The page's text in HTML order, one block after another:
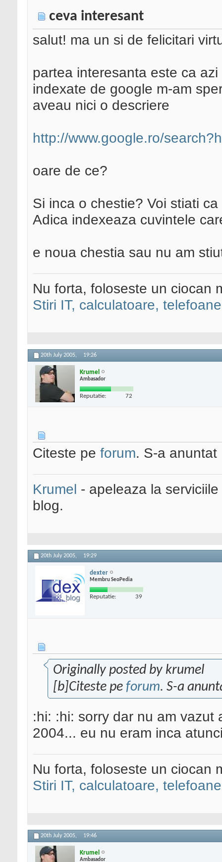
ceva interesant
salut! ma un si de felicitari
partea interesanta este ca
indexate de google m-am
aveau nici o descriere
http://www.google.ro/
oare de ce?
Si inca o chestie? Voi stiati
Adica indexeaza cuvintele
e noua chestia sau nu am
Nu forta, foloseste un ciocan
Stiri IT, calculatoare, telefoane
20th July 2005, 19:26
Krumel
Ambasador
Reputatie: 72
Citeste pe forum. S-a anuntat
Krumel - apeleaza la
blog.
20th July 2005, 19:29
dexter
Membru SeoPedia
Reputatie: 39
Originally posted by krumel
[b]Citeste pe forum. S-a
:hi: :hi: sorry dar nu am
2004... eu nu eram inca
Nu forta, foloseste un ciocan
Stiri IT, calculatoare, telefoane
20th July 2005, 19:46
Krumel
Ambasador